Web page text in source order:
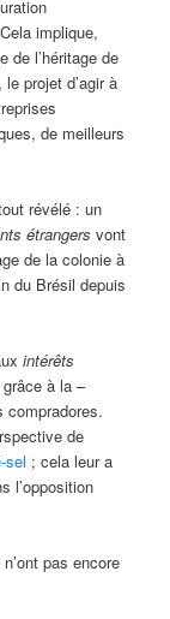
implique,
de l’héritage de
projet d’agir à
de meilleurs
révélé : un
étrangersvont
de la colonie à
du Brésil depuis
intérêts
à la –
compradores.
de
sel ; cela leur a
l’opposition
pas encore